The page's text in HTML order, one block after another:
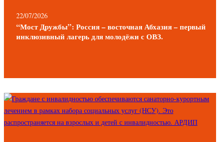
22/07/2026
“Мост Дружбы”: Россия – восточная Абхазия – первый
инклюзивный лагерь для молодёжи с ОВЗ.